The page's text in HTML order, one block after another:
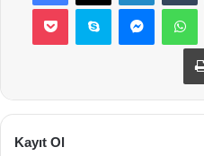
Pocket Skype
Kayıt Ol